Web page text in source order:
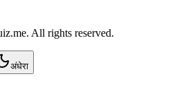
All rights reserved.
अंधेरा